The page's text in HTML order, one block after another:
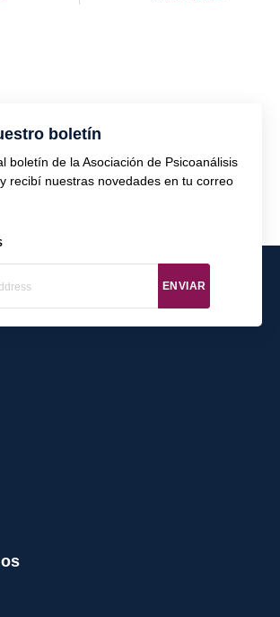
boletín
boletín de la Asociación de Psicoanálisis
recibí nuestras novedades en tu correo
ENVIAR